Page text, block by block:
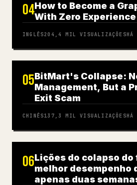
04How to Become a
With Zero
INGLÊS204,4 MIL VISUALIZAÇÕESHÁ
05BitMart's Collapse:
Management, But a
Exit Scam
CHINÊS137,3 MIL VISUALIZAÇÕESHÁ
06Lições do colapso do
melhor desempenho
apenas duas